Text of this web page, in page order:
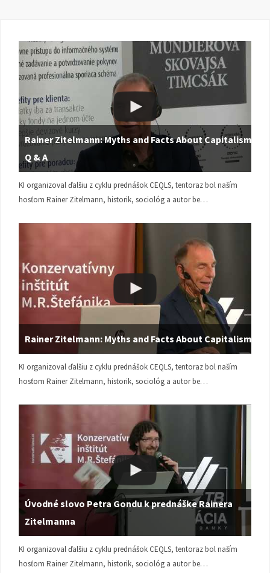
Rainer Zitelmann: Myths and Facts About Capitalism |
Q & A
KI organizoval ďalšiu z cyklu prednášok CEQLS, tentoraz bol naším
hosťom Rainer Zitelmann, historik, sociológ a autor be…
Rainer Zitelmann: Myths and Facts About Capitalism
KI organizoval ďalšiu z cyklu prednášok CEQLS, tentoraz bol naším
hosťom Rainer Zitelmann, historik, sociológ a autor be…
Úvodné slovo Petra Gondu k prednáške Rainera
Zitelmanna
KI organizoval ďalšiu z cyklu prednášok CEQLS, tentoraz bol naším
hosťom Rainer Zitelmann, historik, sociológ a autor be…